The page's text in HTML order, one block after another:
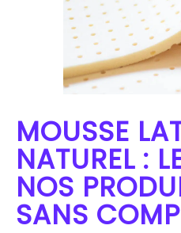
MOUSSE
NATUREL :
NOS
SANS